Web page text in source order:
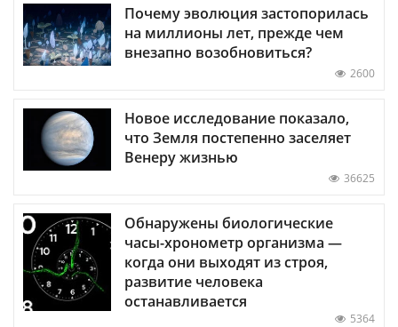
Почему эволюция застопорилась
на миллионы лет, прежде чем
внезапно возобновиться?
2600
Новое исследование показало,
что Земля постепенно заселяет
Венеру жизнью
36625
Обнаружены биологические
часы-хронометр организма —
когда они выходят из строя,
развитие человека
останавливается
5364